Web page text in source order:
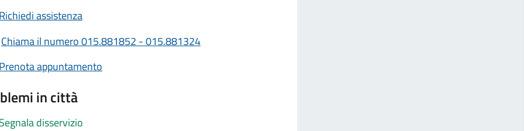
Richiedi assistenza
Chiama il numero 015.881852 - 015.881324
Prenota appuntamento
in città
Segnala disservizio